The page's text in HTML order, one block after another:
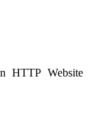
HTTP Website